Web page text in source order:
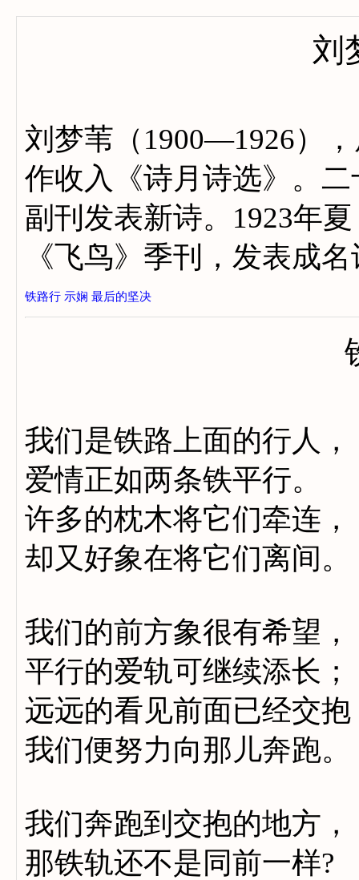
刘
刘梦苇（1900—1926）
作收入《诗月诗选》。
副刊发表新诗。1923年
《飞鸟》季刊，发表成
铁路行 示娴 最后的坚决
我们是铁路上面的行人，
爱情正如两条铁平行。
许多的枕木将它们牵连，
却又好象在将它们离间。
我们的前方象很有希望，
平行的爱轨可继续添长；
远远的看见前面已经交抱
我们便努力向那儿奔跑。
我们奔跑到交抱的地方，
那铁轨还不是同前一样?